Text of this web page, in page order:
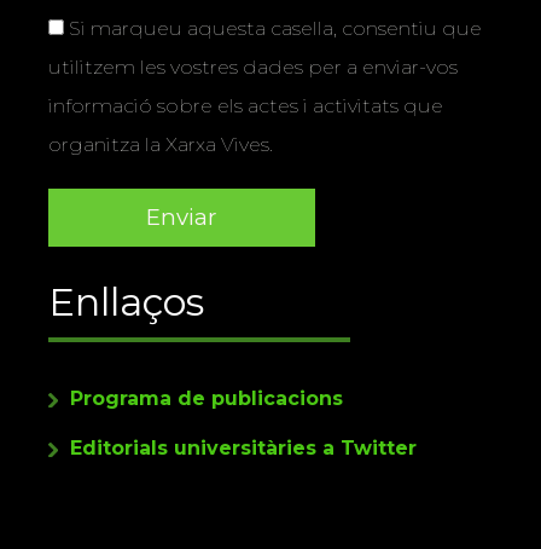
Si marqueu aquesta casella, consentiu que
utilitzem les vostres dades per a enviar-vos
informació sobre els actes i activitats que
organitza la Xarxa Vives.
Enllaços
Programa de publicacions
Editorials universitàries a Twitter